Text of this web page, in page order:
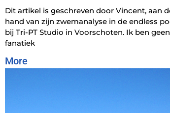
Dit artikel is geschreven door Vincent, aan
hand van zijn zwemanalyse in de endless
bij Tri-PT Studio in Voorschoten. Ik ben geen
fanatiek
More